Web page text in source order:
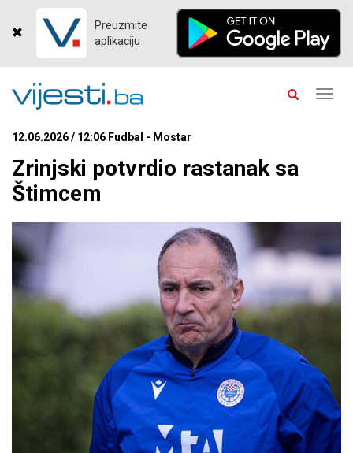
Preuzmite
aplikaciju
12.06.2026 / 12:06 Fudbal - Mostar
Zrinjski potvrdio rastanak sa
Štimcem